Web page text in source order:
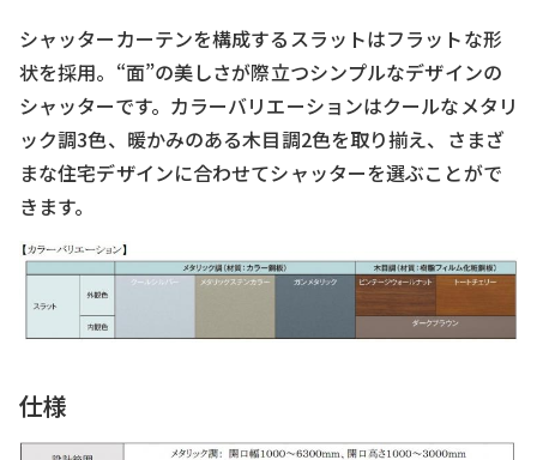
シャッターカーテンを構成するスラットはフラットな形
状を採用。“面”の美しさが際立つシンプルなデザインの
シャッターです。カラーバリエーションはクールなメタリ
ック調3色、暖かみのある木目調2色を取り揃え、さまざ
まな住宅デザインに合わせてシャッターを選ぶことがで
きます。
仕様